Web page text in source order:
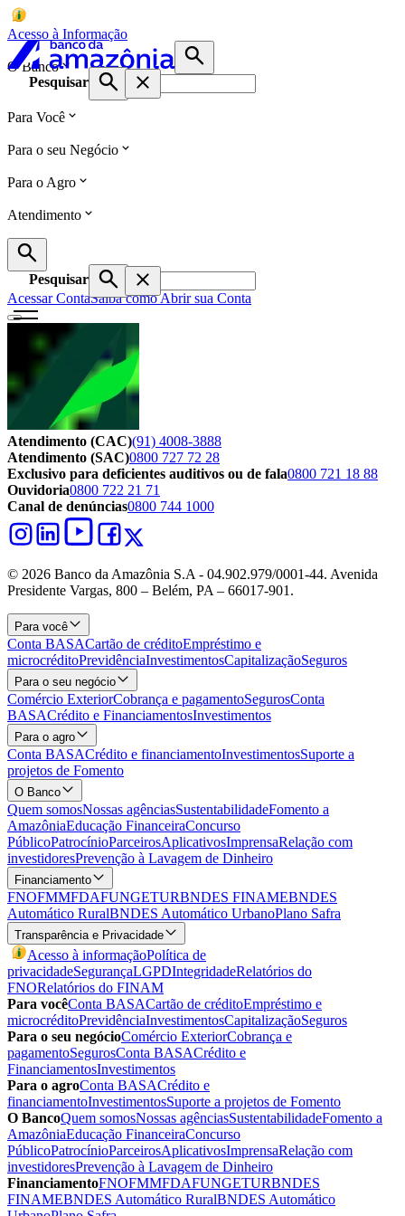
Acesso à Informação
O Banco
Pesquisar
Para Você
Para o seu Negócio
Para o Agro
Atendimento
Pesquisar
Acessar ContaSaiba como Abrir sua Conta
Atendimento (CAC)(91) 4008-3888
Atendimento (SAC)0800 727 72 28
Exclusivo para deficientes auditivos ou de fala0800 721 18 88
Ouvidoria0800 722 21 71
Canal de denúncias0800 744 1000
© 2026 Banco da Amazônia S.A - 04.902.979/0001‐44. Avenida
Presidente Vargas, 800 – Belém, PA – 66017-901.
Para você
Conta BASACartão de créditoEmpréstimo e
microcréditoPrevidênciaInvestimentosCapitalizaçãoSeguros
Para o seu negócio
Comércio ExteriorCobrança e pagamentoSegurosConta
BASACrédito e FinanciamentosInvestimentos
Para o agro
Conta BASACrédito e financiamentoInvestimentosSuporte a
projetos de Fomento
O Banco
Quem somosNossas agênciasSustentabilidadeFomento a
AmazôniaEducação FinanceiraConcurso
PúblicoPatrocínioParceirosAplicativosImprensaRelação com
investidoresPrevenção à Lavagem de Dinheiro
Financiamento
FNOFMMFDAFUNGETURBNDES FINAMEBNDES
Automático RuralBNDES Automático UrbanoPlano Safra
Transparência e Privacidade
Acesso à informaçãoPolítica de
privacidadeSegurançaLGPDIntegridadeRelatórios do
FNORelatórios do FINAM
Para vocêConta BASACartão de créditoEmpréstimo e
microcréditoPrevidênciaInvestimentosCapitalizaçãoSeguros
Para o seu negócioComércio ExteriorCobrança e
pagamentoSegurosConta BASACrédito e
FinanciamentosInvestimentos
Para o agroConta BASACrédito e
financiamentoInvestimentosSuporte a projetos de Fomento
O BancoQuem somosNossas agênciasSustentabilidadeFomento a
AmazôniaEducação FinanceiraConcurso
PúblicoPatrocínioParceirosAplicativosImprensaRelação com
investidoresPrevenção à Lavagem de Dinheiro
FinanciamentoFNOFMMFDAFUNGETURBNDES
FINAMEBNDES Automático RuralBNDES Automático